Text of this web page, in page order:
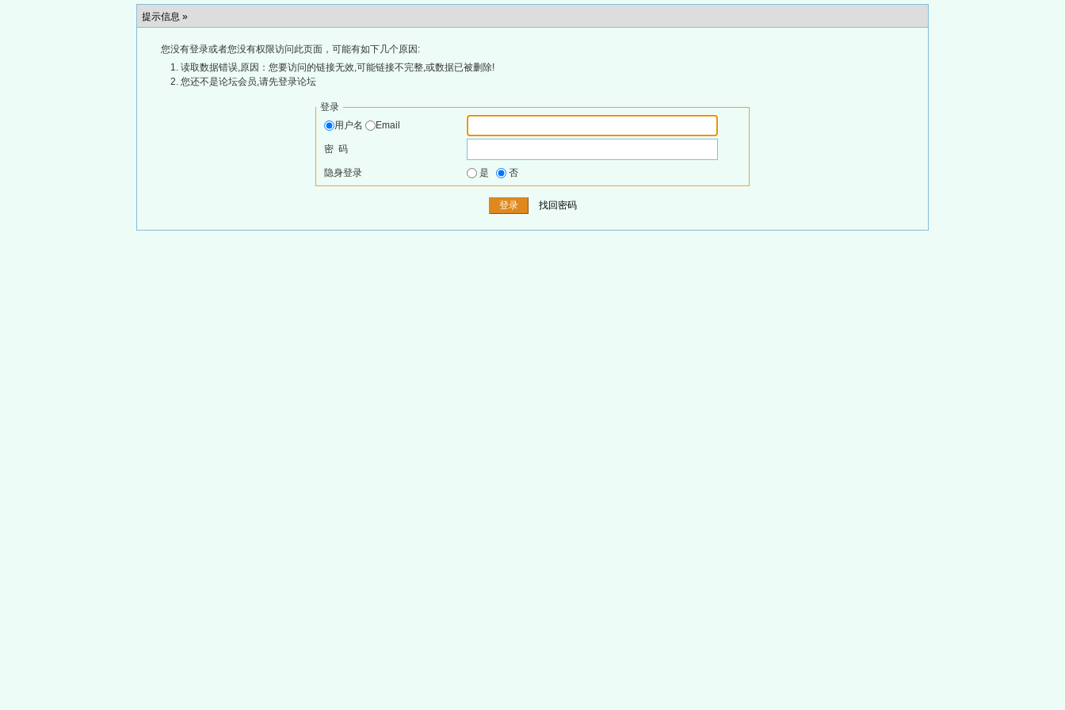
提示信息 »
您没有登录或者您没有权限访问此页面，可能有如下几个原因:
读取数据错误,原因：您要访问的链接无效,可能链接不完整,或数据已被删除!
您还不是论坛会员,请先登录论坛
登录
用户名
Email
密 码
隐身登录 是 否
找回密码